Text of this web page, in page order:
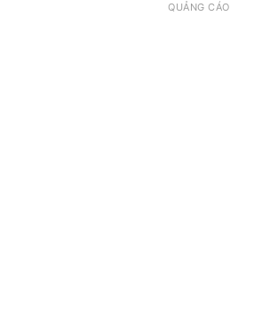
QUẢNG CÁO